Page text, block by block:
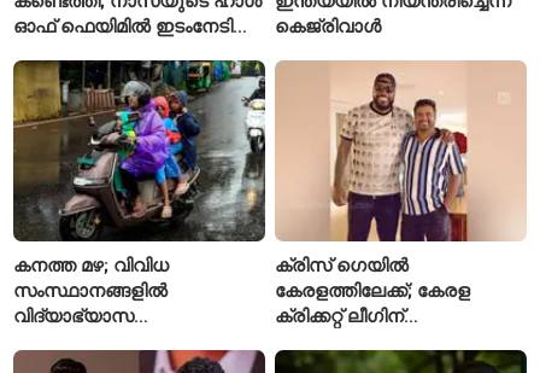
ഓഫ് ഫെയിമിൽ ഇടംനേടി
കെജ്‌രിവാൾ
കനത്ത മഴ; വിവിധ
സംസ്ഥാനങ്ങളിൽ
വിദ്യാഭ്യാസ
പ്രഖ്യാപിച്ചു
ക്രിസ് ഗെയിൽ
കേരളത്തിലേക്ക്; കേരള
ക്രിക്കറ്റ് ലീഗിന്
താരങ്ങൾക്ക് പരിശീലനം